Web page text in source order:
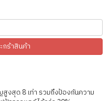
กร้าสินค้า
งสุด 8 เท่า รวมถึงป้องกันความ